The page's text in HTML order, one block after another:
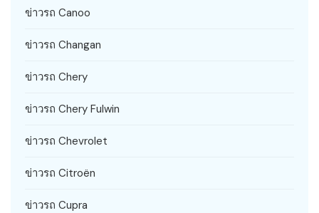
ข่าวรถ Canoo
ข่าวรถ Changan
ข่าวรถ Chery
ข่าวรถ Chery Fulwin
ข่าวรถ Chevrolet
ข่าวรถ Citroën
ข่าวรถ Cupra